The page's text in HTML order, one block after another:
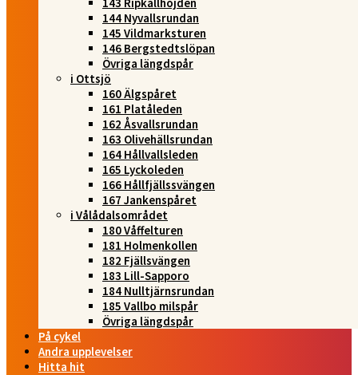
144 Nyvallsrundan
145 Vildmarksturen
146 Bergstedtslöpan
Övriga längdspår
i Ottsjö
160 Älgspåret
161 Platåleden
162 Åsvallsrundan
163 Olivehällsrundan
164 Hållvallsleden
165 Lyckoleden
166 Hållfjällssvängen
167 Jankenspåret
i Vålådalsområdet
180 Våffelturen
181 Holmenkollen
182 Fjällsvängen
183 Lill-Sapporo
184 Nulltjärnsrundan
185 Vallbo milspår
Övriga längdspår
På cykel
Andra upplevelser
Hitta hit